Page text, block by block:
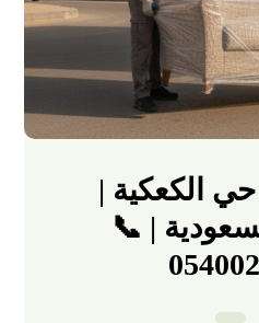
الكعكية |
| 📞